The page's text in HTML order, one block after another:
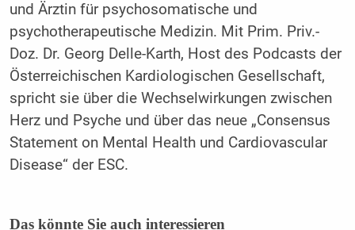
und Ärztin für psychosomatische und
psychotherapeutische Medizin. Mit Prim. Priv.-
Doz. Dr. Georg Delle-Karth, Host des Podcasts der
Österreichischen Kardiologischen Gesellschaft,
spricht sie über die Wechselwirkungen zwischen
Herz und Psyche und über das neue „Consensus
Statement on Mental Health und Cardiovascular
Disease“ der ESC.
Das könnte Sie auch interessieren